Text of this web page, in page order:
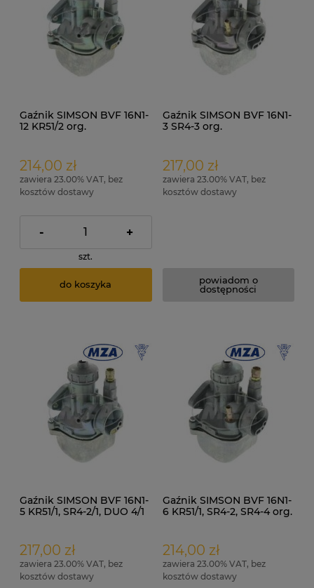
Gaźnik SIMSON BVF 16N1-
12 KR51/2 org.
214,00 zł
zawiera 23.00% VAT, bez
kosztów dostawy
- +
szt.
do koszyka
Gaźnik SIMSON BVF 16N1-
3 SR4-3 org.
217,00 zł
zawiera 23.00% VAT, bez
kosztów dostawy
powiadom o
dostępności
Gaźnik SIMSON BVF 16N1-
5 KR51/1, SR4-2/1, DUO 4/1
217,00 zł
zawiera 23.00% VAT, bez
kosztów dostawy
Gaźnik SIMSON BVF 16N1-
6 KR51/1, SR4-2, SR4-4 org.
214,00 zł
zawiera 23.00% VAT, bez
kosztów dostawy